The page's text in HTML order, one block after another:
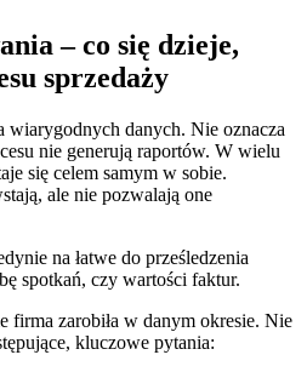
– co się dzieje,
sprzedaży
wiarygodnych danych. Nie oznacza
nie generują raportów. W wielu
się celem samym w sobie.
ale nie pozwalają one
na łatwe do prześledzenia
spotkań, czy wartości faktur.
firma zarobiła w danym okresie. Nie
kluczowe pytania: